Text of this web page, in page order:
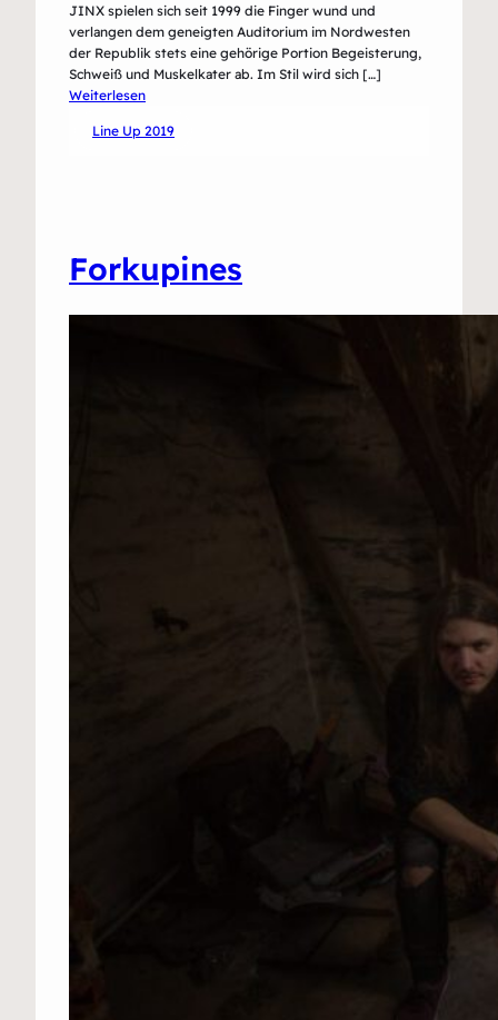
JINX spielen sich seit 1999 die Finger wund und
verlangen dem geneigten Auditorium im Nordwesten
der Republik stets eine gehörige Portion Begeisterung,
Schweiß und Muskelkater ab. Im Stil wird sich […]
Weiterlesen:
Line Up 2019
Forkupines